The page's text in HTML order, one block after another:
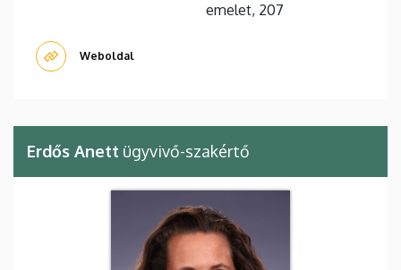
emelet, 207
Weboldal
Erdős Anett ügyvivő-szakértő